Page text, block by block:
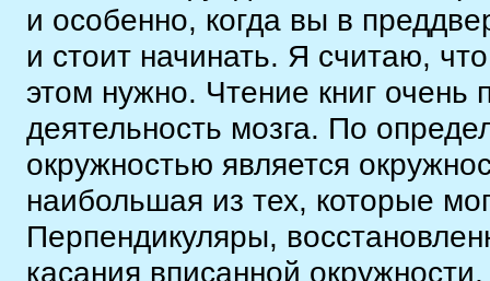
и особенно, когда вы в
и стоит начинать. Я считаю,
этом нужно. Чтение книг
деятельность мозга. По
окружностью является
наибольшая из тех, которые
Перпендикуляры,
касания вписанной